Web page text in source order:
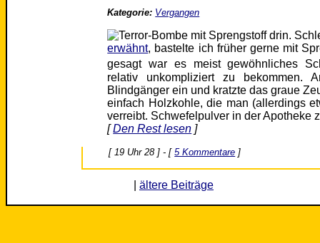
Kategorie: Vergangen
erwähnt, bastelte ich früher gerne mit
gesagt war es meist gewöhnliches
relativ unkompliziert zu bekommen.
Blindgänger ein und kratzte das graue
einfach Holzkohle, die man (allerdings
verreibt. Schwefelpulver in der Apotheke
[Den Rest lesen ]
[ 19 Uhr 28 ] - [5 Kommentare ]
ältere Beiträge